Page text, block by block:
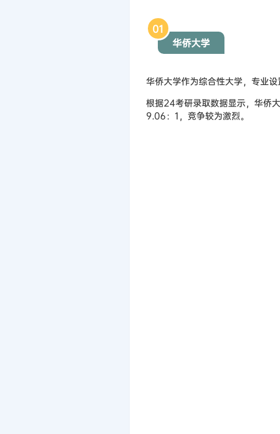
01
华侨大学
华侨大学作为综合性大学，专业
根据24考研录取数据显示，华侨
9.06：1，竞争较为激烈。